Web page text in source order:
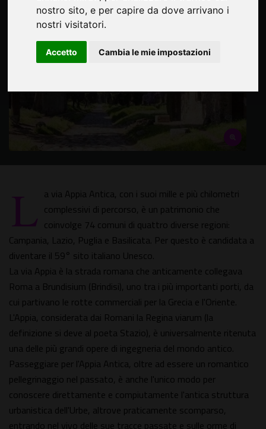
nostro sito, e per capire da dove arrivano i
nostri visitatori.
Accetto Cambia le mie impostazioni
L a via Appia Antica, con i suoi mille e più chilometri
complessivi di percorso, è un patrimonio che
coinvolge 74 comuni di quattro diverse regioni:
Campania, Lazio, Puglia e Basilicata. Per questo è candidata a
diventare il 59° sito italiano Unesco.
La via Appia è la strada romana che anticamente collegava
Roma a Brundisium (Brindisi), uno tra i più importanti porti, da
cui partivano le rotte commerciali per la Grecia e l'Oriente.
L'Appia, considerata dai Romani la Regina viarum (la
definizione si deve al poeta Stazio), è universalmente ritenuta
una delle più grandi opere di ingegneria del mondo antico.
Passeggiare per l'Appia Antica, oltre ad essere un romantico
pellegrinaggio nel passato, è anche l'unico modo per
conoscere direttamente e compiutamente l'antica struttura
urbanistica dell'Urbe, altrove praticamente scomparso,
entrando nel vivo delle sue tracce passate e sulle orme di